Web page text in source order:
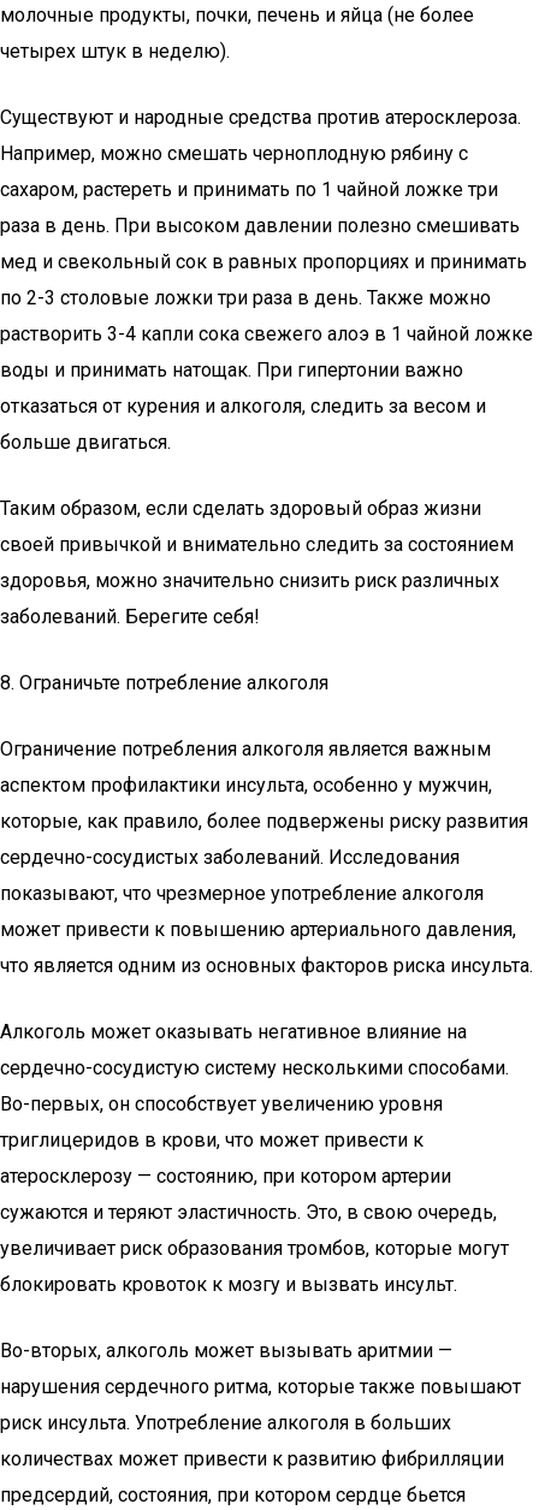
молочные продукты, почки, печень и яйца (не более
четырех штук в неделю).
Существуют и народные средства против атеросклероза.
Например, можно смешать черноплодную рябину с
сахаром, растереть и принимать по 1 чайной ложке три
раза в день. При высоком давлении полезно смешивать
мед и свекольный сок в равных пропорциях и принимать
по 2-3 столовые ложки три раза в день. Также можно
растворить 3-4 капли сока свежего алоэ в 1 чайной ложке
воды и принимать натощак. При гипертонии важно
отказаться от курения и алкоголя, следить за весом и
больше двигаться.
Таким образом, если сделать здоровый образ жизни
своей привычкой и внимательно следить за состоянием
здоровья, можно значительно снизить риск различных
заболеваний. Берегите себя!
8. Ограничьте потребление алкоголя
Ограничение потребления алкоголя является важным
аспектом профилактики инсульта, особенно у мужчин,
которые, как правило, более подвержены риску развития
сердечно-сосудистых заболеваний. Исследования
показывают, что чрезмерное употребление алкоголя
может привести к повышению артериального давления,
что является одним из основных факторов риска инсульта.
Алкоголь может оказывать негативное влияние на
сердечно-сосудистую систему несколькими способами.
Во-первых, он способствует увеличению уровня
триглицеридов в крови, что может привести к
атеросклерозу — состоянию, при котором артерии
сужаются и теряют эластичность. Это, в свою очередь,
увеличивает риск образования тромбов, которые могут
блокировать кровоток к мозгу и вызвать инсульт.
Во-вторых, алкоголь может вызывать аритмии —
нарушения сердечного ритма, которые также повышают
риск инсульта. Употребление алкоголя в больших
количествах может привести к развитию фибрилляции
предсердий, состояния, при котором сердце бьется